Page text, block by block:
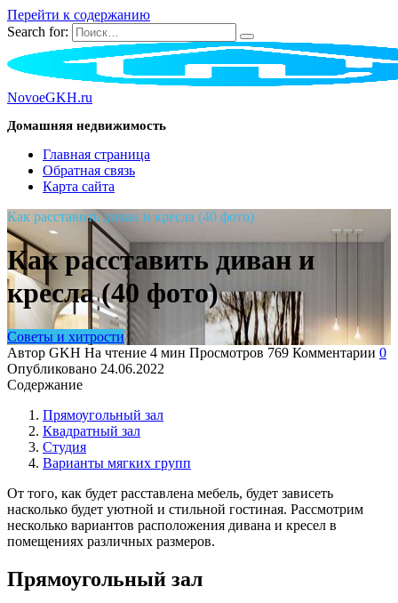
Перейти к содержанию
Search for:
NovoeGKH.ru
Домашняя недвижимость
Главная страница
Обратная связь
Карта сайта
Как расставить диван и кресла (40 фото)
Как расставить диван и
кресла (40 фото)
Советы и хитрости
Автор GKH На чтение 4 мин Просмотров 769 Комментарии 0
Опубликовано 24.06.2022
Содержание
Прямоугольный зал
Квадратный зал
Студия
Варианты мягких групп
От того, как будет расставлена мебель, будет зависеть
насколько будет уютной и стильной гостиная. Рассмотрим
несколько вариантов расположения дивана и кресел в
помещениях различных размеров.
Прямоугольный зал